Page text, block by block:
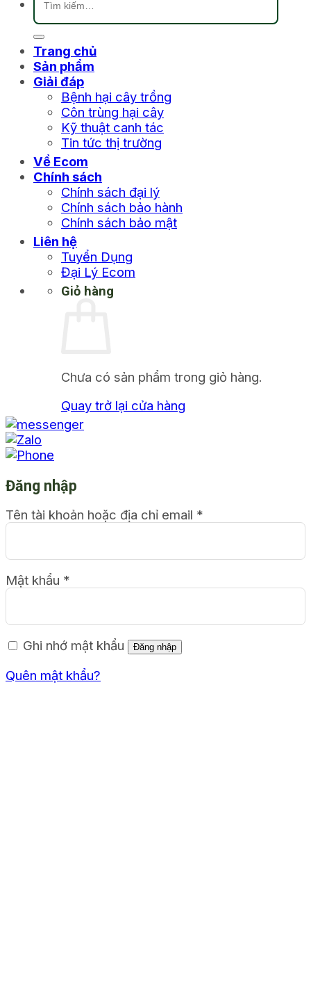
kiếm:
Trang chủ
Sản phẩm
Giải đáp
Bệnh hại cây trồng
Côn trùng hại cây
Kỹ thuật canh tác
Tin tức thị trường
Về Ecom
Chính sách
Chính sách đại lý
Chính sách bảo hành
Chính sách bảo mật
Liên hệ
Tuyển Dụng
Đại Lý Ecom
Giỏ hàng
Chưa có sản phẩm trong giỏ hàng.
Quay trở lại cửa hàng
Đăng nhập
Tên tài khoản hoặc địa chỉ email *
Mật khẩu *
Ghi nhớ mật khẩu Đăng nhập
Quên mật khẩu?